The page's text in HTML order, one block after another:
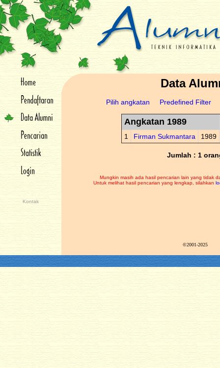
Kontak
Data
Pilih angkatan Predefined Filter
Angkatan 1989
1 Firman Sukmantara 1989
Jumlah : 1
Mungkin masih ada hasil pencarian lain yang tidak
Untuk melihat hasil pencarian yang lengkap, silahkan
©2001-2025